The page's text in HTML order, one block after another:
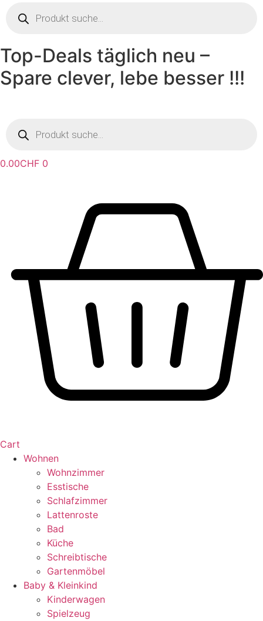
search
Top-Deals täglich neu –
Spare clever, lebe besser !!!
search
0.00CHF 0
Cart
Wohnen
Wohnzimmer
Esstische
Schlafzimmer
Lattenroste
Bad
Küche
Schreibtische
Gartenmöbel
Baby & Kleinkind
Kinderwagen
Spielzeug